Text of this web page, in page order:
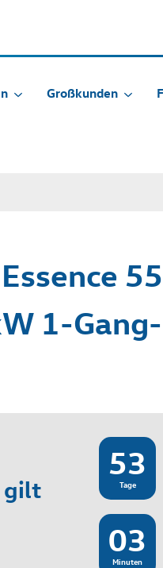
Großkunden
1-Gang-
gilt
53
Tage
03
Minuten